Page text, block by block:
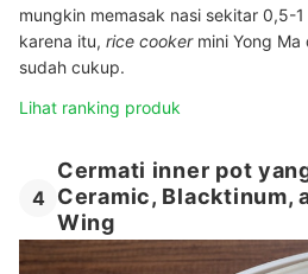
mungkin memasak nasi sekitar 0,5-1
karena itu, rice cookermini Yong Ma
sudah cukup.
Lihat ranking produk
4
Cermati inner pot
Ceramic, Blacktinum,
Wing